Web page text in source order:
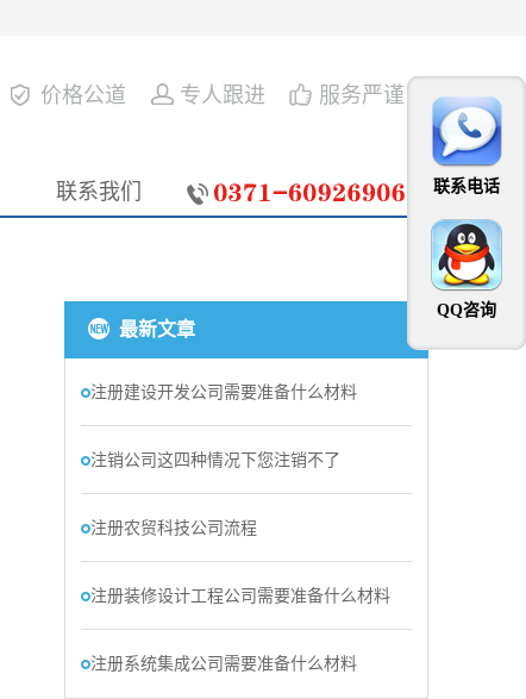
价格公道 专人跟进 服务严谨
联系我们
最新文章
注册建设开发公司需要准备什么材料
注销公司这四种情况下您注销不了
注册农贸科技公司流程
注册装修设计工程公司需要准备什么材料
注册系统集成公司需要准备什么材料
联系电话
QQ咨询